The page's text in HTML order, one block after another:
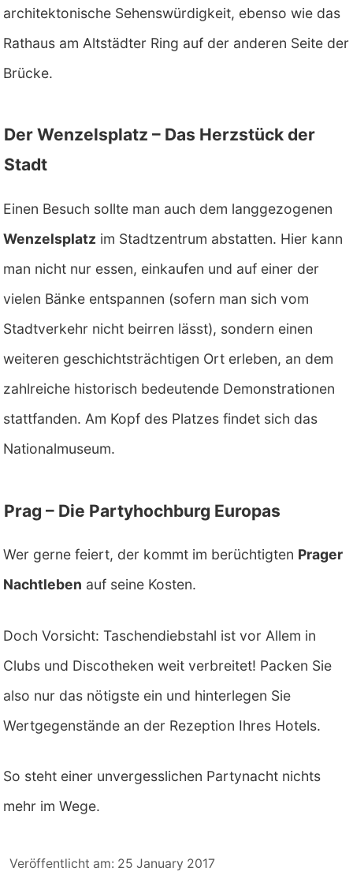
architektonische Sehenswürdigkeit, ebenso wie das
Rathaus am Altstädter Ring auf der anderen Seite der
Brücke.
Der Wenzelsplatz – Das Herzstück der
Stadt
Einen Besuch sollte man auch dem langgezogenen
Wenzelsplatz im Stadtzentrum abstatten. Hier kann
man nicht nur essen, einkaufen und auf einer der
vielen Bänke entspannen (sofern man sich vom
Stadtverkehr nicht beirren lässt), sondern einen
weiteren geschichtsträchtigen Ort erleben, an dem
zahlreiche historisch bedeutende Demonstrationen
stattfanden. Am Kopf des Platzes findet sich das
Nationalmuseum.
Prag – Die Partyhochburg Europas
Wer gerne feiert, der kommt im berüchtigten Prager
Nachtleben auf seine Kosten.
Doch Vorsicht: Taschendiebstahl ist vor Allem in
Clubs und Discotheken weit verbreitet! Packen Sie
also nur das nötigste ein und hinterlegen Sie
Wertgegenstände an der Rezeption Ihres Hotels.
So steht einer unvergesslichen Partynacht nichts
mehr im Wege.
Veröffentlicht am: 25 January 2017